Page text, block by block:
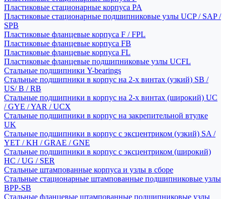
Пластиковые стационарные корпуса PA
Пластиковые стационарные подшипниковые узлы UCP / SAP /
SPB
Пластиковые фланцевые корпуса F / FPL
Пластиковые фланцевые корпуса FB
Пластиковые фланцевые корпуса FL
Пластиковые фланцевые подшипниковые узлы UCFL
Стальные подшипники Y-bearings
Стальные подшипники в корпус на 2-х винтах (узкий) SB /
US/ B / RB
Стальные подшипники в корпус на 2-х винтах (широкий) UC
/ GYE / YAR / UCX
Стальные подшипники в корпус на закрепительной втулке
UK
Стальные подшипники в корпус с эксцентриком (узкий) SA /
YET / KH / GRAE / GNE
Стальные подшипники в корпус с эксцентриком (широкий)
HC / UG / SER
Стальные штампованные корпуса и узлы в сборе
Стальные стационарные штампованные подшипниковые узлы
BPP-SB
Стальные фланцевые штампованные подшипниковые узлы